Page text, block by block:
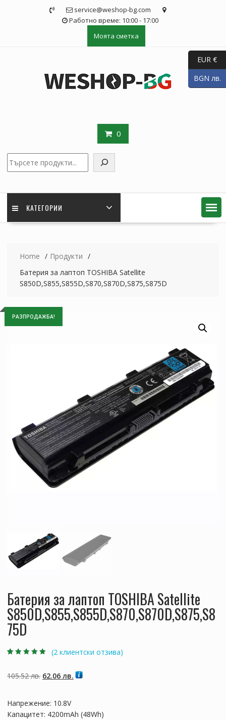
service@weshop-bg.com
Работно време: 10:00 - 17:00
Моята сметка
0
КАТЕГОРИИ
Home
Продукти
Батерия за лаптоп TOSHIBA Satellite
S850D,S855,S855D,S870,S870D,S875,S875D
РАЗПРОДАЖБА!
Батерия за лаптоп TOSHIBA Satellite
S850D,S855,S855D,S870,S870D,S875,S8
75D
потребителски
оценки
(2 клиентски отзива)
105.52лв. Original
105.52 лв..
62.06 лв.Текущата
Напрежение: 10.8V
Капацитет: 4200mAh (48Wh)
EUR €
BGN лв.